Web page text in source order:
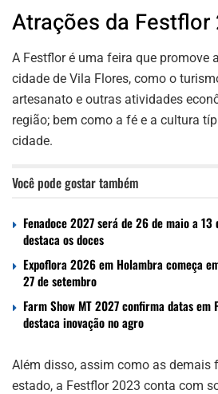
Atrações da Festflor
A Festflor é uma feira que promove
cidade de Vila Flores, como o
artesanato e outras atividades
região; bem como a fé e a cultura
cidade.
Você pode gostar também
Fenadoce 2027 será de 26 de maio a
destaca os doces
Expoflora 2026 em Holambra começa
27 de setembro
Farm Show MT 2027 confirma datas em
destaca inovação no agro
Além disso, assim como as demais
estado, a Festflor 2023 conta com